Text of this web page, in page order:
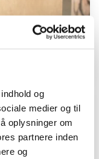
og
medier og til
oplysninger om
partnere inden
og